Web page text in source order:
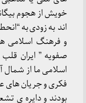
خویش از هجوم
اند به زودی به
و فرهنگ اسلامی
صفویه ” ایران
اسلامی ما از
فکری و جریان های
بودند و دایره ی